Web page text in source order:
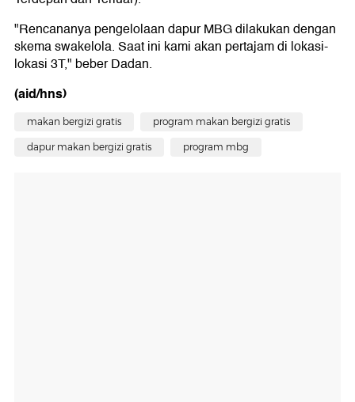
"Rencananya pengelolaan dapur MBG dilakukan dengan
skema swakelola. Saat ini kami akan pertajam di lokasi-
lokasi 3T," beber Dadan.
(aid/hns)
makan bergizi gratis program makan bergizi gratis
dapur makan bergizi gratis program mbg